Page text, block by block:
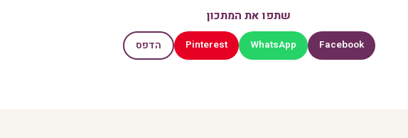
שתפו את המתכון
Facebook
WhatsApp
Pinterest הדפס